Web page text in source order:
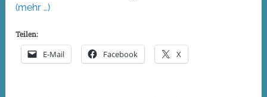
(mehr …)
Teilen:
E-Mail Facebook X